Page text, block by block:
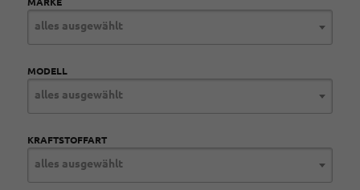
alles ausgewählt
MODELL
alles ausgewählt
KRAFTSTOFFART
alles ausgewählt